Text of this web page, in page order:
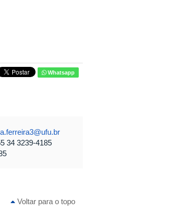
Whatsapp
34 3239-4185
Voltar para o topo